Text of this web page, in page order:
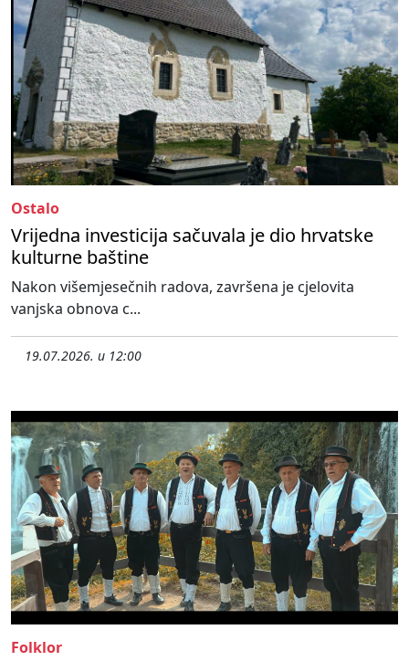
Ostalo
Vrijedna investicija sačuvala je dio hrvatske
kulturne baštine
Nakon višemjesečnih radova, završena je cjelovita
vanjska obnova c...
19.07.2026. u 12:00
Folklor